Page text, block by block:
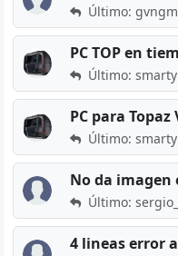
Último:
Último: smarty
Último: smarty
No da
Último:
4 lineas error